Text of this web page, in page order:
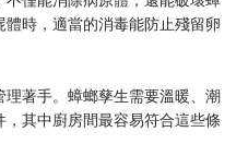
時，適當的消毒能防止殘留卵
著手。蟑螂孳生需要溫暖、潮
其中廚房間最容易符合這些條